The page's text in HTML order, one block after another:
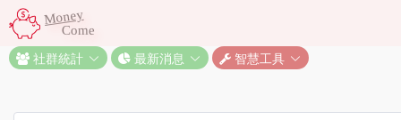
Money
Come
社群統計 最新消息 智慧工具